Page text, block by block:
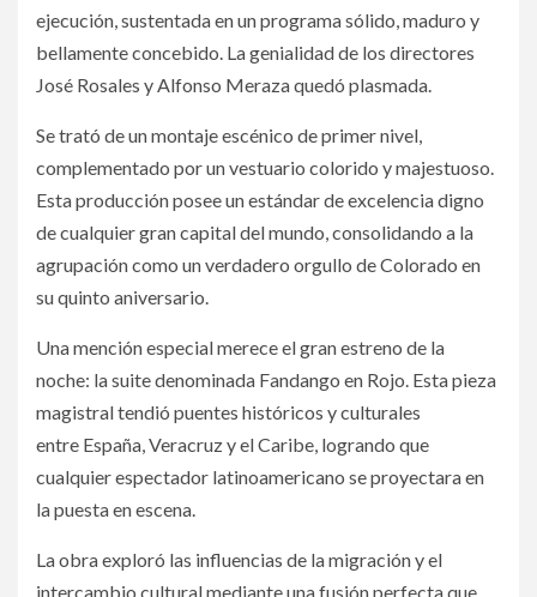
ejecución, sustentada en un programa sólido, maduro y
bellamente concebido. La genialidad de los directores
José Rosales y Alfonso Meraza quedó plasmada.
Se trató de un montaje escénico de primer nivel,
complementado por un vestuario colorido y majestuoso.
Esta producción posee un estándar de excelencia digno
de cualquier gran capital del mundo, consolidando a la
agrupación como un verdadero orgullo de Colorado en
su quinto aniversario.
Una mención especial merece el gran estreno de la
noche: la suite denominada Fandango en Rojo. Esta pieza
magistral tendió puentes históricos y culturales
entre España, Veracruz y el Caribe, logrando que
cualquier espectador latinoamericano se proyectara en
la puesta en escena.
La obra exploró las influencias de la migración y el
intercambio cultural mediante una fusión perfecta que